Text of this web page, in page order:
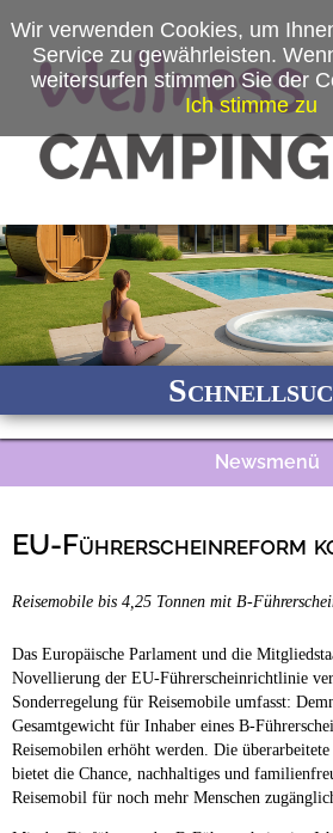
Stadtnah
Newsmenü
Camping &
Touristik
EU-Führerscheinreform
Reisemobile bis 4,25 Tonnen mit B-
Das Europäische Parlament und die
Novellierung der EU-Führerscheinrichtlinie
Sonderregelung für Reisemobile umfasst:
Gesamtgewicht für Inhaber eines B-
Reisemobilen erhöht werden. Die
bietet die Chance, nachhaltiges und
Reisemobil für noch mehr Menschen
Wir verwenden Cookies, um
Service zu gewährleisten.
weitersurfen stimmen Sie der
Ich stimme zu